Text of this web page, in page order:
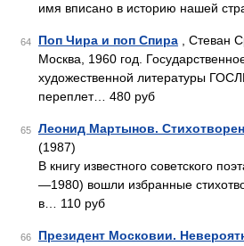
имя вписано в историю нашей
64 Поп Чира и поп Спира , Стеван
Москва, 1960 год.
художественной литературы
переплет… 480 руб
65 Леонид Мартынов.
(1987)
В книгу известного советского
—1980) вошли избранные
в… 110 руб
66
Президент Московии.